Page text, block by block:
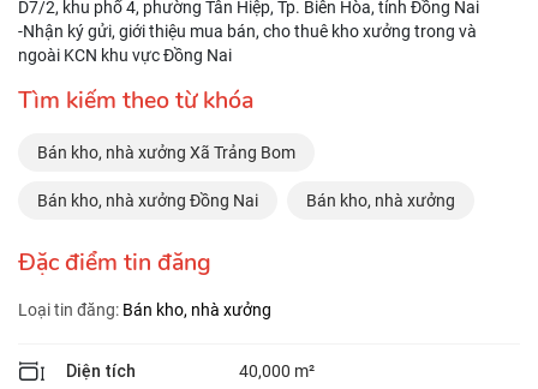
D7/2, khu phố 4, phường Tân Hiệp, Tp. Biên Hòa, tỉnh Đồng Nai
-Nhận ký gửi, giới thiệu mua bán, cho thuê kho xưởng trong và
ngoài KCN khu vực Đồng Nai
Tìm kiếm theo từ khóa
Bán kho, nhà xưởng Xã Trảng Bom
Bán kho, nhà xưởng Đồng Nai Bán kho, nhà xưởng
Đặc điểm tin đăng
Loại tin đăng: Bán kho, nhà xưởng
Diện tích 40,000 m²